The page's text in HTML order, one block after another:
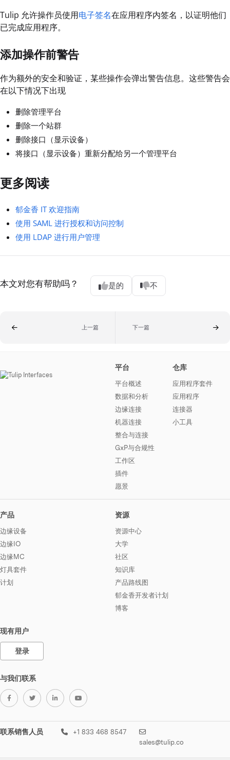
Tulip 允许操作员使用电子签名在应用程序内签名，以证明他们
已完成应用程序。
添加操作前警告
作为额外的安全和验证，某些操作会弹出警告信息。这些警告会
在以下情况下出现
删除管理平台
删除一个站群
删除接口（显示设备）
将接口（显示设备）重新分配给另一个管理平台
更多阅读
郁金香 IT 欢迎指南
使用 SAML 进行授权和访问控制
使用 LDAP 进行用户管理
本文对您有帮助吗？ 是的 不
上一篇 下一篇
平台
平台概述
数据和分析
边缘连接
机器连接
整合与连接
GxP与合规性
工作区
插件
愿景
仓库
应用程序套件
应用程序
连接器
小工具
产品
边缘设备
边缘IO
边缘MC
灯具套件
计划
资源
资源中心
大学
社区
知识库
产品路线图
郁金香开发者计划
博客
现有用户
登录
与我们联系
联系销售人员
+1 833 468 8547
sales@tulip.co